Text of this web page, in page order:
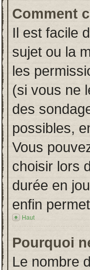
Comment
Il est facile
sujet ou la
les
(si vous ne
des
possibles,
Vous
choisir lors
durée en
enfin
Haut
Pourquoi
Le nombre